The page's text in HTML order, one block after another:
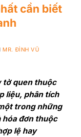
cần biết
MR. ĐÌNH VŨ
quen thuộc
liệu, phân tích
trong những
hóa đơn thuộc
lệ hay